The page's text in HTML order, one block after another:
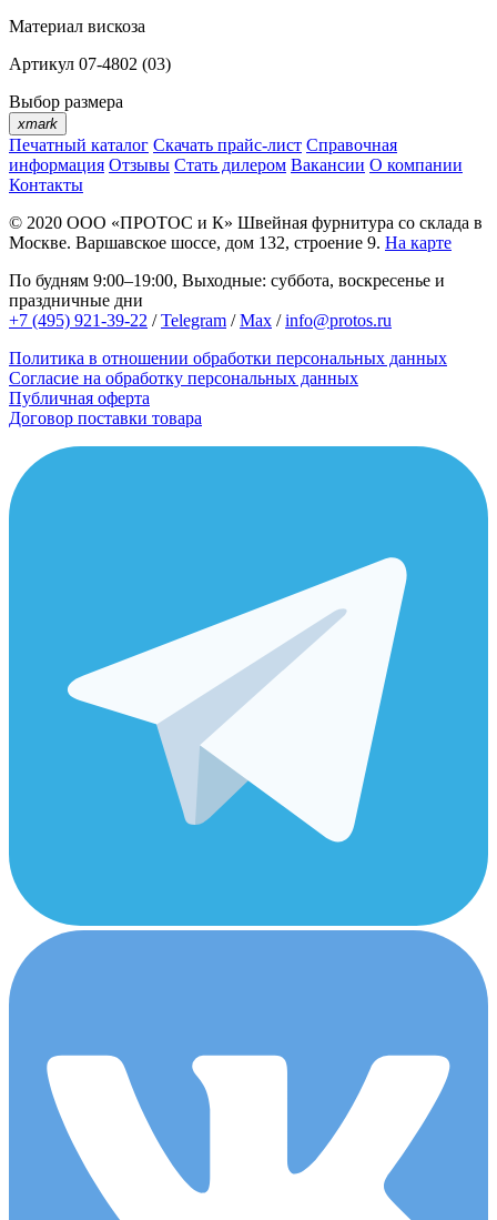
Материал вискоза
Артикул 07-4802 (03)
Выбор размера
xmark
Печатный каталог Скачать прайс-лист Справочная
информация Отзывы Стать дилером Вакансии О компании
Контакты
© 2020 ООО «ПРОТОС и К» Швейная фурнитура со склада в
Москве. Варшавское шоссе, дом 132, строение 9. На карте
По будням 9:00–19:00, Выходные: суббота, воскресенье и
праздничные дни
+7 (495) 921-39-22 /Telegram /Max /info@protos.ru
Политика в отношении обработки персональных данных
Согласие на обработку персональных данных
Публичная оферта
Договор поставки товара